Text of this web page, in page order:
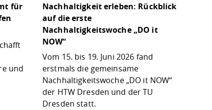
für
und
Nachhaltigkeit erleben: Rückblick
auf die erste
Nachhaltigkeitswoche „DO it
NOW“
Vom 15. bis 19. Juni 2026 fand
erstmals die gemeinsame
Nachhaltigkeitswoche „DO it NOW“
der HTW Dresden und der TU
Dresden statt.